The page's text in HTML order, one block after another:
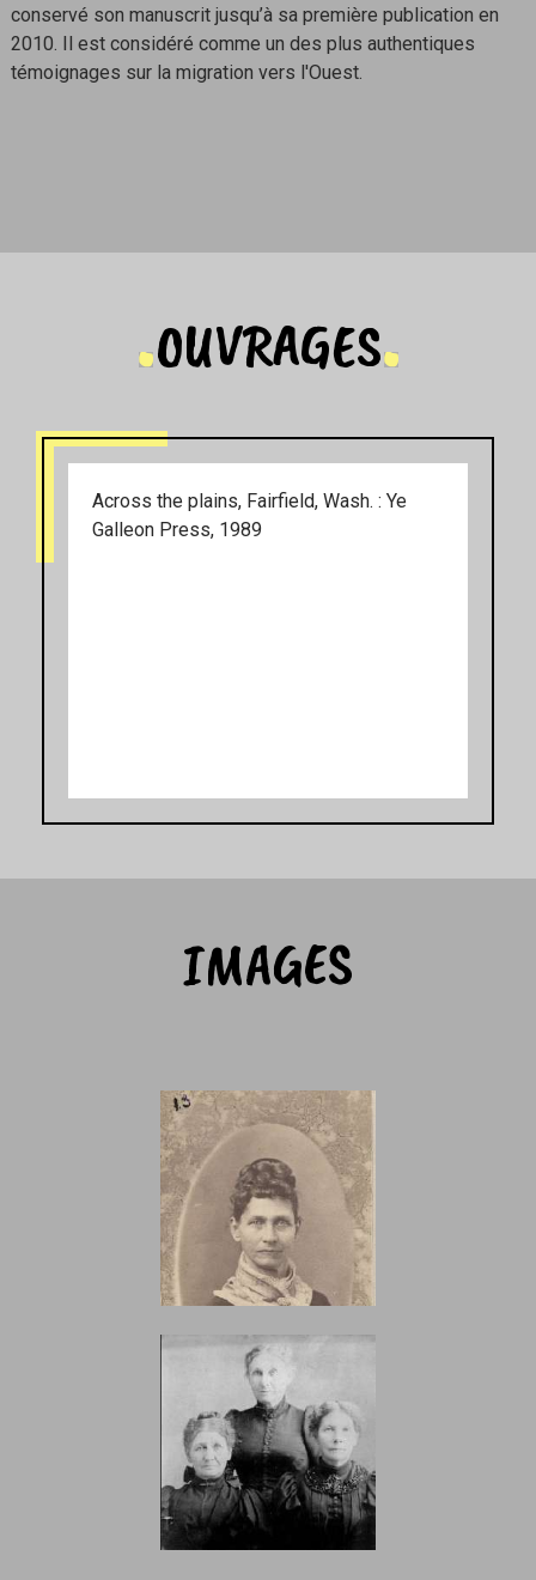
conservé son manuscrit jusqu’à sa première publication en
2010. Il est considéré comme un des plus authentiques
témoignages sur la migration vers l'Ouest.
OUVRAGES
Across the plains, Fairfield, Wash. : Ye
Galleon Press, 1989
IMAGES